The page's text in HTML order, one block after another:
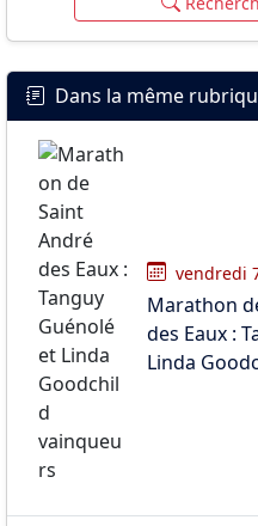
Dans la même
vendredi
Marathon
des Eaux :
Linda